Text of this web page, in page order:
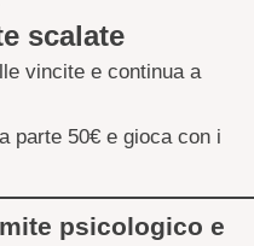
scalate
vincite e continua a
parte 50€ e gioca con i
psicologico e